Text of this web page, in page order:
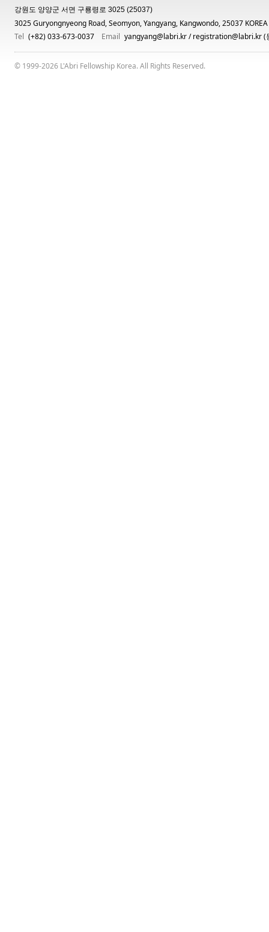
강원도 양양군 서면 구룡령로 3025 (25037)
3025 Guryongnyeong Road, Seomyon, Yangyang, Kangwondo, 25037 KOREA
Tel (+82) 033-673-0037 Email yangyang@labri.kr/registration@labri.kr(
© 1999-2026 L'Abri Fellowship Korea. All Rights Reserved.